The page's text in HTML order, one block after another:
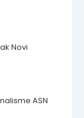
Novi
ASN